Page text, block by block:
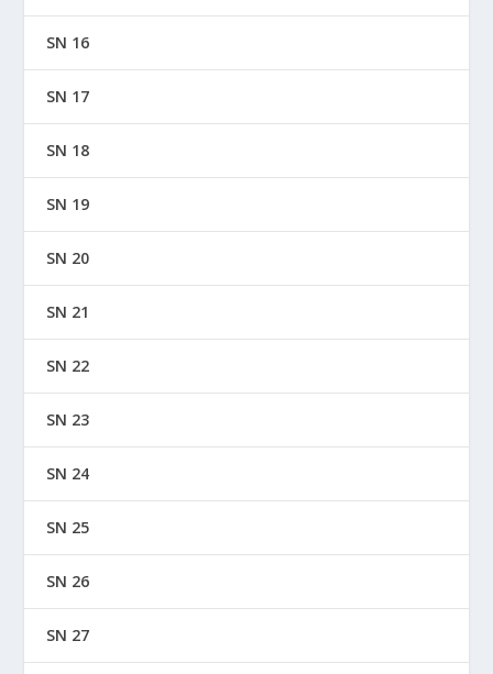
SN 16
SN 17
SN 18
SN 19
SN 20
SN 21
SN 22
SN 23
SN 24
SN 25
SN 26
SN 27